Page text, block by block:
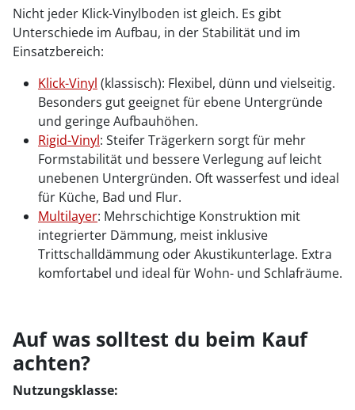
Nicht jeder Klick-Vinylboden ist gleich. Es gibt
Unterschiede im Aufbau, in der Stabilität und im
Einsatzbereich:
Klick-Vinyl (klassisch): Flexibel, dünn und vielseitig.
Besonders gut geeignet für ebene Untergründe
und geringe Aufbauhöhen.
Rigid-Vinyl: Steifer Trägerkern sorgt für mehr
Formstabilität und bessere Verlegung auf leicht
unebenen Untergründen. Oft wasserfest und ideal
für Küche, Bad und Flur.
Multilayer: Mehrschichtige Konstruktion mit
integrierter Dämmung, meist inklusive
Trittschalldämmung oder Akustikunterlage. Extra
komfortabel und ideal für Wohn- und Schlafräume.
Auf was solltest du beim Kauf
achten?
Nutzungsklasse: